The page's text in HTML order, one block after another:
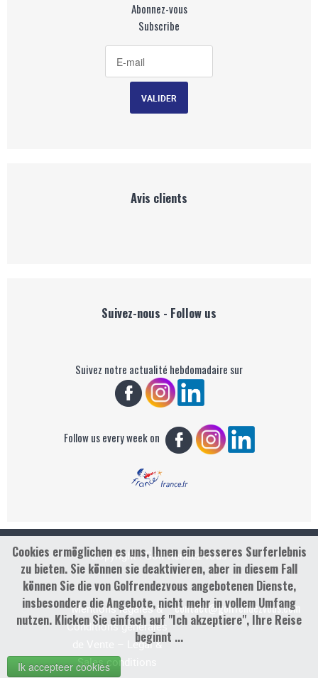
Abonnez-vous
Subscribe
Avis clients
Suivez-nous - Follow us
Suivez notre actualité hebdomadaire sur
Follow us every week on
Copyright : Golf Rendez-vous
Mentions légales &
Conditions générales
de Vente – Legal &
Sales conditions
contact@golfrendezvous.com
Cookies ermöglichen es uns, Ihnen ein besseres Surferlebnis
zu bieten. Sie können sie deaktivieren, aber in diesem Fall
können Sie die von Golfrendezvous angebotenen Dienste,
insbesondere die Angebote, nicht mehr in vollem Umfang
nutzen. Klicken Sie einfach auf "Ich akzeptiere", Ihre Reise
beginnt ...
Ik accepteer cookies